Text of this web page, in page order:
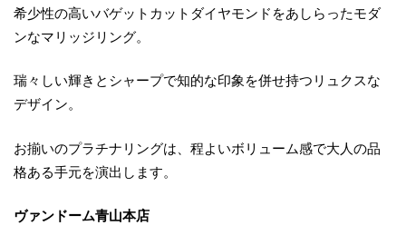
希少性の高いバゲットカットダイヤモンドをあしらったモダ
ンなマリッジリング。
瑞々しい輝きとシャープで知的な印象を併せ持つリュクスな
デザイン。
お揃いのプラチナリングは、程よいボリューム感で大人の品
格ある手元を演出します。
ヴァンドーム青山本店